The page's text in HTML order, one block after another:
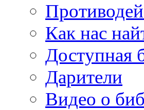
Как нас
Доступная
Дарители
Видео о